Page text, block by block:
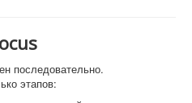
последовательно.
этапов: